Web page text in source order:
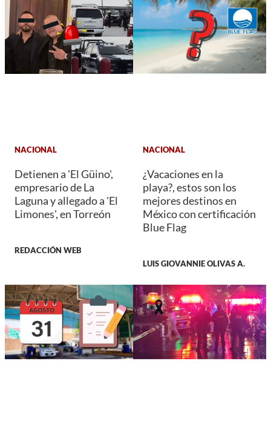
NACIONAL
Detienen a 'El Güino',
empresario de La
Laguna y allegado a 'El
Limones', en Torreón
REDACCIÓN WEB
NACIONAL
¿Vacaciones en la
playa?, estos son los
mejores destinos en
México con certificación
Blue Flag
LUIS GIOVANNIE OLIVAS A.